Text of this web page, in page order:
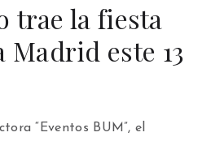
trae la fiesta
Madrid este 13
“Eventos BUM”, el